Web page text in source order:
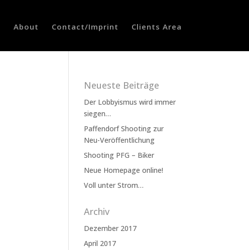
About Contact/Imprint Clients Area
Neueste Beiträge
Der Lobbyismus wird immer
siegen…
Paffendorf Shooting zur
Neu-Veröffentlichung
Shooting PFG – Biker
Neue Homepage online!
Voll unter Strom…
Archiv
Dezember 2017
April 2017